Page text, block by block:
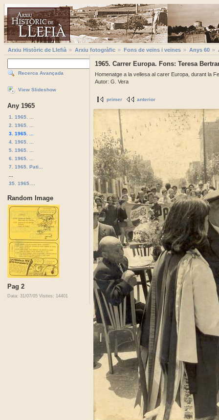
Arxiu Històric de Llefià Arxiu fotogràfic Fons de veïns i veïnes Anys 60
Recerca Avançada
View Slideshow
Any 1965
1. 1965. ...
2. 1965. ...
3. 1965. ...
4. 1965. ...
5. 1965. ...
6. 1965. ...
7. 1965. Pati...
35. 1965....
Random Image
Pag 2
Data: 31/07/05 Visites: 14401
1965. Carrer Europa. Fons: Teresa
Homenatge a la vellesa al carer Europa, durant la
Autor: G. Vera
primer anterior